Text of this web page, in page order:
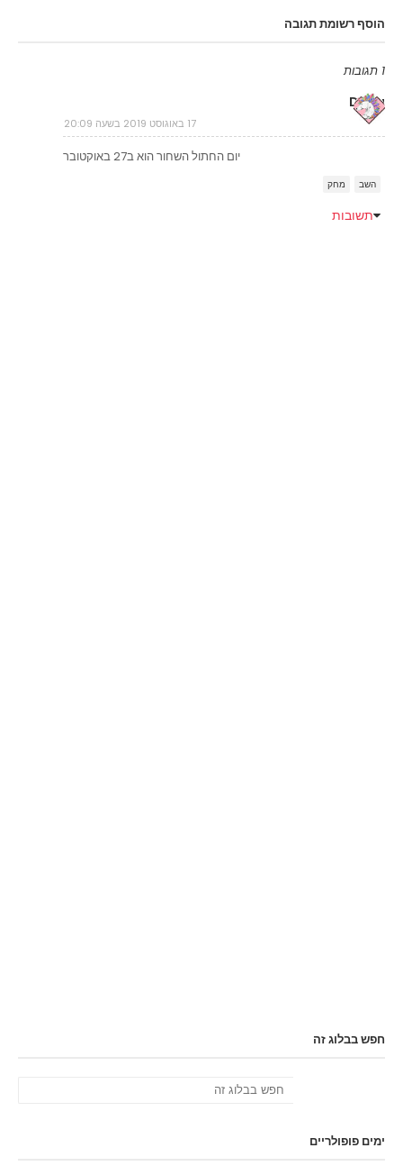
הוסף רשומת תגובה
1 תגובות
Duba
17 באוגוסט 2019 בשעה 20:09
יום החתול השחור הוא ב27 באוקטובר
השב מחק
תשובות
חפש בבלוג זה
ימים פופולריים